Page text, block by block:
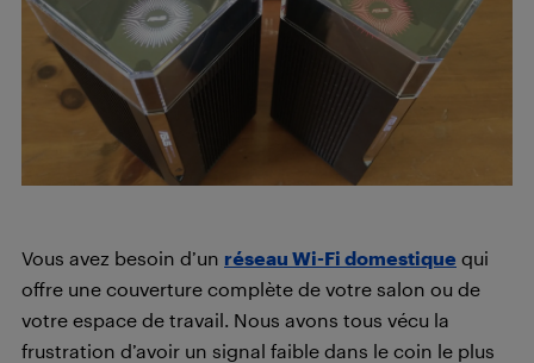
Vous avez besoin d’un réseau Wi-Fi domestique qui
offre une couverture complète de votre salon ou de
votre espace de travail. Nous avons tous vécu la
frustration d’avoir un signal faible dans le coin le plus